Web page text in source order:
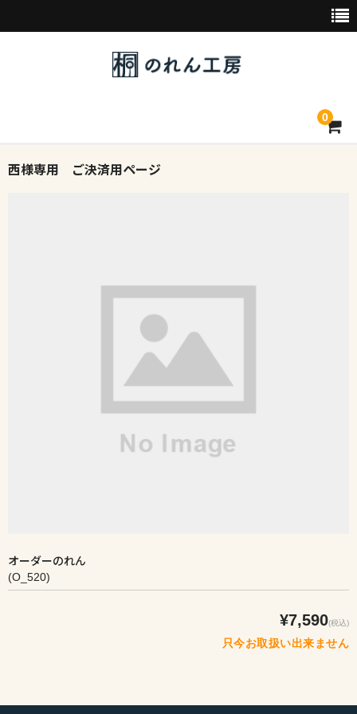
0
トップページ
西様専用 ご決済用ページ
オーダーのれん
(O_520)
¥7,590(税込)
只今お取扱い出来ません